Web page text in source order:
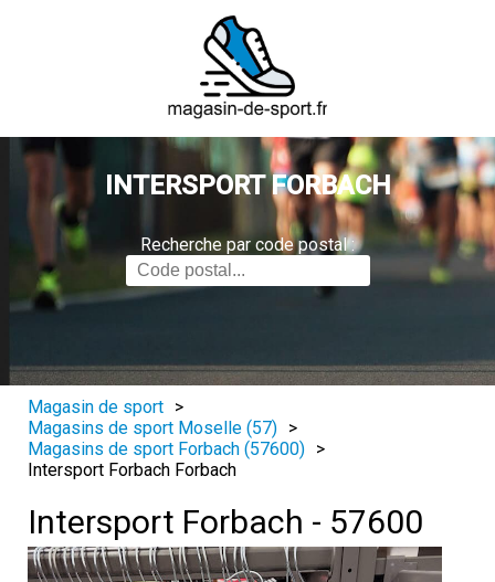
INTERSPORT FORBACH
Recherche par code postal :
Magasin de sport >
Magasins de sport Moselle (57) >
Magasins de sport Forbach (57600) >
Intersport Forbach Forbach
Intersport Forbach - 57600